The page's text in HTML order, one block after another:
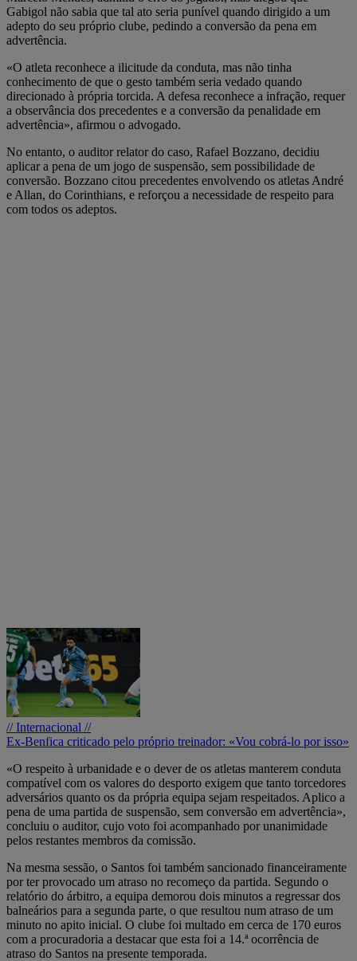
Gabigol não sabia que tal ato seria punível quando dirigido a um
adepto do seu próprio clube, pedindo a conversão da pena em
advertência.
«O atleta reconhece a ilicitude da conduta, mas não tinha
conhecimento de que o gesto também seria vedado quando
direcionado à própria torcida. A defesa reconhece a infração, requer
a observância dos precedentes e a conversão da penalidade em
advertência», afirmou o advogado.
No entanto, o auditor relator do caso, Rafael Bozzano, decidiu
aplicar a pena de um jogo de suspensão, sem possibilidade de
conversão. Bozzano citou precedentes envolvendo os atletas André
e Allan, do Corinthians, e reforçou a necessidade de respeito para
com todos os adeptos.
// Internacional //
Ex-Benfica criticado pelo próprio treinador: «Vou cobrá-lo por isso»
«O respeito à urbanidade e o dever de os atletas manterem conduta
compatível com os valores do desporto exigem que tanto torcedores
adversários quanto os da própria equipa sejam respeitados. Aplico a
pena de uma partida de suspensão, sem conversão em advertência»,
concluiu o auditor, cujo voto foi acompanhado por unanimidade
pelos restantes membros da comissão.
Na mesma sessão, o Santos foi também sancionado financeiramente
por ter provocado um atraso no recomeço da partida. Segundo o
relatório do árbitro, a equipa demorou dois minutos a regressar dos
balneários para a segunda parte, o que resultou num atraso de um
minuto no apito inicial. O clube foi multado em cerca de 170 euros
com a procuradoria a destacar que esta foi a 14.ª ocorrência de
atraso do Santos na presente temporada.